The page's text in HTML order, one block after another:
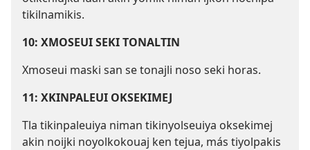
tikilnamikis.
10: XMOSEUI SEKI TONALTIN
Xmoseui maski san se tonajli noso seki horas.
11: XKINPALEUI OKSEKIMEJ
Tla tikinpaleuiya niman tikinyolseuiya oksekimej
akin noijki noyolkokouaj ken tejua, más tiyolpakis